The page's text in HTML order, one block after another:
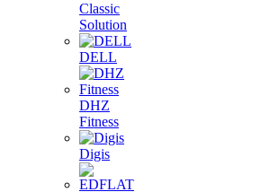
Classic
Solution
DELL
DHZ
Fitness
Digis